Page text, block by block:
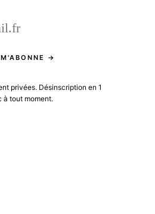
→
privées. Désinscription en 1
à tout moment.